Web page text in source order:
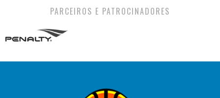
PARCEIROS E PATROCINADORES